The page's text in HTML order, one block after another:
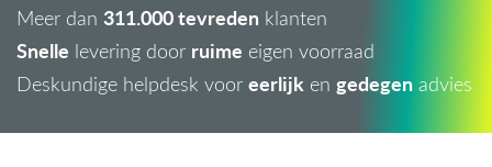
Meer dan 311.000 tevreden klanten
Snelle levering door ruime eigen voorraad
Deskundige helpdesk voor eerlijk en gedegen advies